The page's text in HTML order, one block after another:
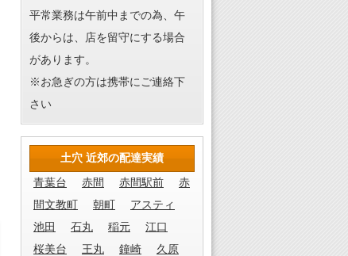
平常業務は午前中までの為、午
後からは、店を留守にする場合
があります。
※お急ぎの方は携帯にご連絡下
さい
土穴 近郊の配達実績
青葉台 赤間 赤間駅前
赤
間文教町
朝町
アスティ
池田
石丸 稲元
江口
桜美台
王丸 鐘崎
久原